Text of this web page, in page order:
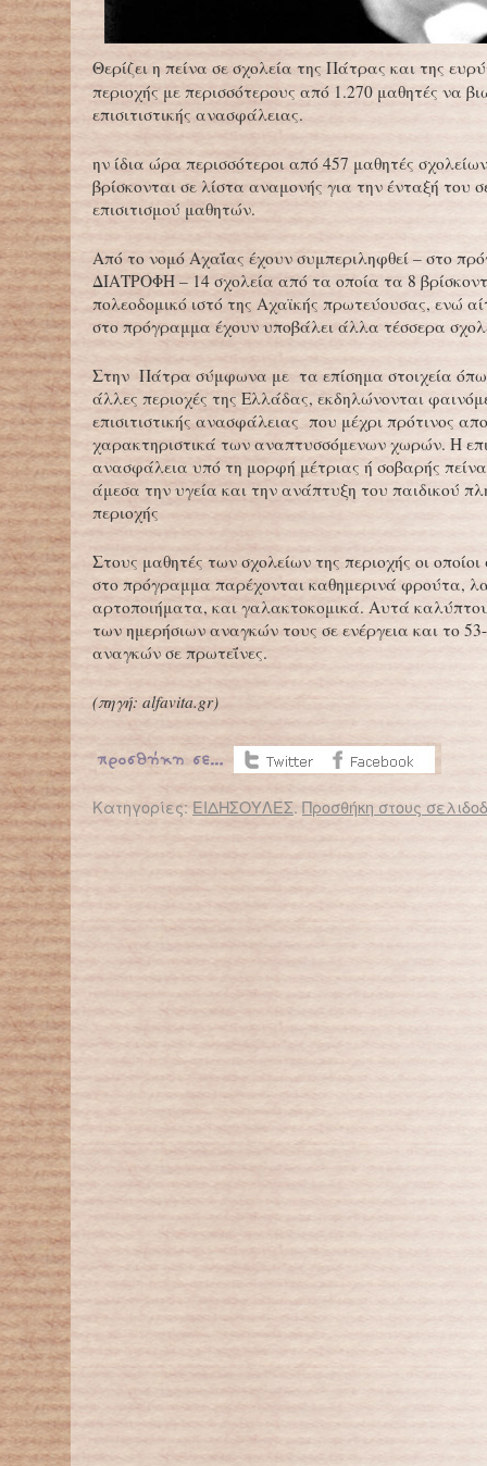
Θερίζει η πείνα σε σχολεία της Πάτρας και της
περιοχής με περισσότερους από 1.270 μαθητές να
επισιτιστικής ανασφάλειας.
ην ίδια ώρα περισσότεροι από 457 μαθητές
βρίσκονται σε λίστα αναμονής για την ένταξή του
επισιτισμού μαθητών.
Από το νομό Αχαΐας έχουν συμπεριληφθεί – στο
ΔΙΑΤΡΟΦΗ – 14 σχολεία από τα οποία τα 8
πολεοδομικό ιστό της Αχαϊκής πρωτεύουσας, ενώ
στο πρόγραμμα έχουν υποβάλει άλλα τέσσερα
Στην Πάτρα σύμφωνα με τα επίσημα στοιχεία
άλλες περιοχές της Ελλάδας, εκδηλώνονται
επισιτιστικής ανασφάλειας που μέχρι πρότινος
χαρακτηριστικά των αναπτυσσόμενων χωρών. Η
ανασφάλεια υπό τη μορφή μέτριας ή σοβαρής
άμεσα την υγεία και την ανάπτυξη του παιδικού
περιοχής
Στους μαθητές των σχολείων της περιοχής οι
στο πρόγραμμα παρέχονται καθημερινά φρούτα,
αρτοποιήματα, και γαλακτοκομικά. Αυτά
των ημερήσιων αναγκών τους σε ενέργεια και το
αναγκών σε πρωτεΐνες.
(πηγή: alfavita.gr)
Κατηγορίες: ΕΙΔΗΣΟΥΛΕΣ. Προσθήκη στους
← Επιστροφή στο %s
Αλλοδαποί μαθητές «κόβονται» λόγω ελλείψεων σε δικαιολογητικά εγγραφής